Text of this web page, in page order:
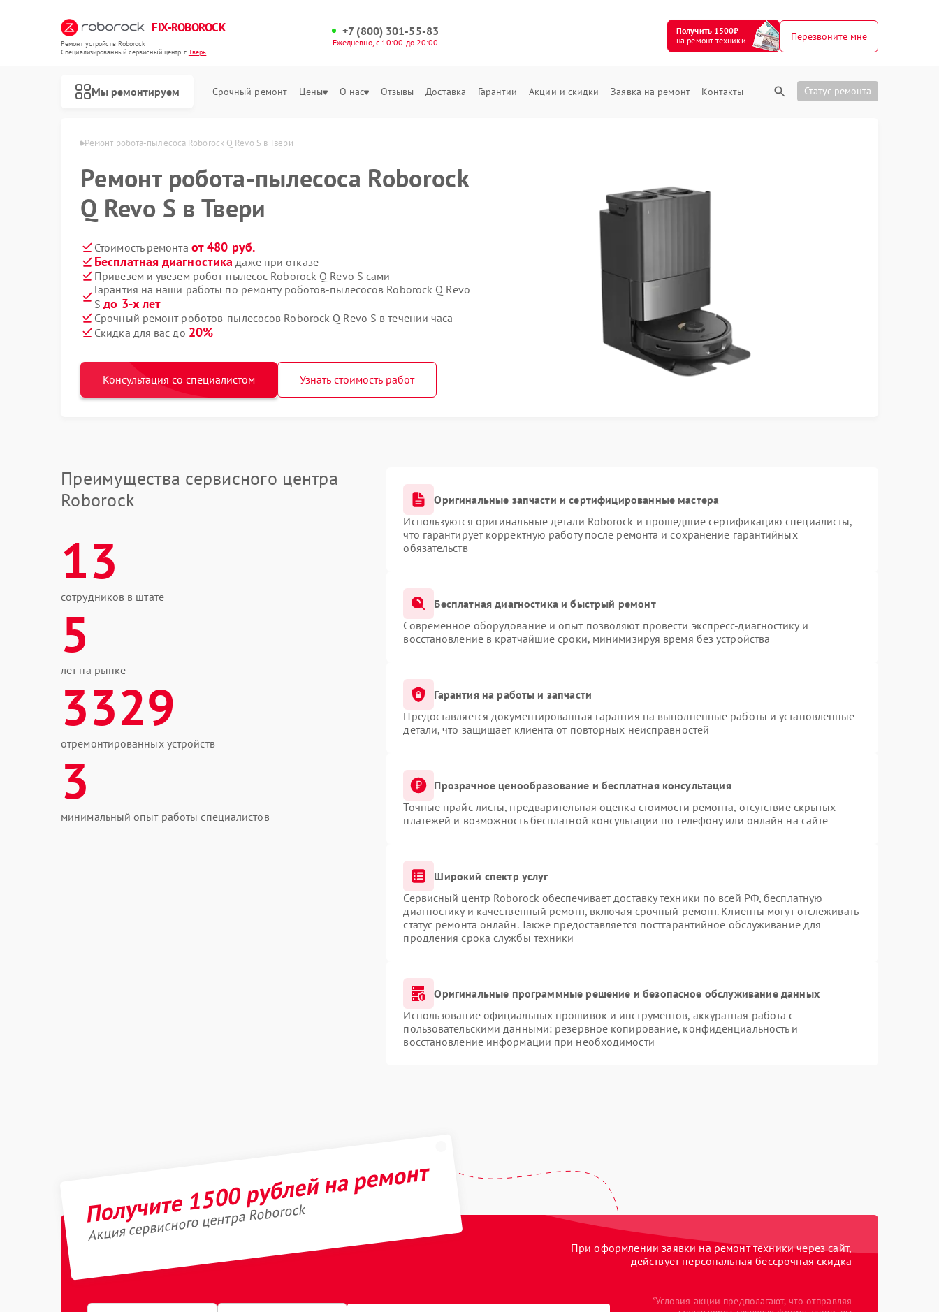
FIX-ROBOROCK
Ремонт устройств Roborock
Специализированный cервисный центр г.Тверь
+7 (800) 301-55-83
Ежедневно, с 10:00 до 20:00
Получить 1500₽
на ремонт техники
Перезвоните мне
Мы ремонтируем Срочный ремонт Цены О нас Отзывы Доставка Гарантии Акции и скидки Заявка на ремонт Контакты Статус ремонта
Ремонт робота-пылесоса Roborock Q Revo S в Твери
Ремонт робота-пылесоса Roborock
Q Revo S в Твери
Стоимость ремонта от 480 руб.
Бесплатная диагностика даже при отказе
Привезем и увезем робот-пылесос Roborock Q Revo S сами
Гарантия на наши работы по ремонту роботов-пылесосов Roborock Q Revo
Sдо 3-х лет
Срочный ремонт роботов-пылесосов Roborock Q Revo S в течении часа
Скидка для вас до 20%
Консультация со специалистом Узнать стоимость работ
Преимущества сервисного центра
Roborock
13
сотрудников в штате
5
лет на рынке
3329
отремонтированных устройств
3
минимальный опыт работы специалистов
Оригинальные запчасти и сертифицированные мастера
Используются оригинальные детали Roborock и прошедшие сертификацию специалисты,
что гарантирует корректную работу после ремонта и сохранение гарантийных
обязательств
Бесплатная диагностика и быстрый ремонт
Современное оборудование и опыт позволяют провести экспресс-диагностику и
восстановление в кратчайшие сроки, минимизируя время без устройства
Гарантия на работы и запчасти
Предоставляется документированная гарантия на выполненные работы и установленные
детали, что защищает клиента от повторных неисправностей
Прозрачное ценообразование и бесплатная консультация
Точные прайс-листы, предварительная оценка стоимости ремонта, отсутствие скрытых
платежей и возможность бесплатной консультации по телефону или онлайн на сайте
Широкий спектр услуг
Сервисный центр Roborock обеспечивает доставку техники по всей РФ, бесплатную
диагностику и качественный ремонт, включая срочный ремонт. Клиенты могут отслеживать
статус ремонта онлайн. Также предоставляется постгарантийное обслуживание для
продления срока службы техники
Оригинальные программные решение и безопасное обслуживание данных
Использование официальных прошивок и инструментов, аккуратная работа с
пользовательскими данными: резервное копирование, конфиденциальность и
восстановление информации при необходимости
Получите 1500 рублей на ремонт
Акция сервисного центра Roborock
При оформлении заявки на ремонт техники через сайт,
действует персональная бессрочная скидка
*Условия акции предполагают, что отправляя